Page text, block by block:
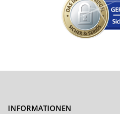
INFORMATIONEN